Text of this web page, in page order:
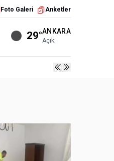
Foto Galeri Anketler
29°ANKARA
Açık